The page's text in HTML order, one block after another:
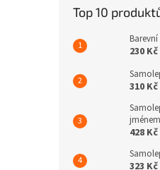
Top 10
230 Kč
310 Kč
jménem
428 Kč
323 Kč